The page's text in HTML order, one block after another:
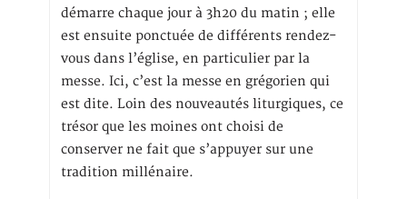
démarre chaque jour à 3h20 du matin ; elle
est ensuite ponctuée de différents rendez-
vous dans l’église, en particulier par la
messe. Ici, c’est la messe en grégorien qui
est dite. Loin des nouveautés liturgiques, ce
trésor que les moines ont choisi de
conserver ne fait que s’appuyer sur une
tradition millénaire.